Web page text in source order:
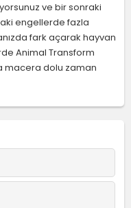
ve bir sonraki
engellerde fazla
fark açarak hayvan
Animal Transform
macera dolu zaman